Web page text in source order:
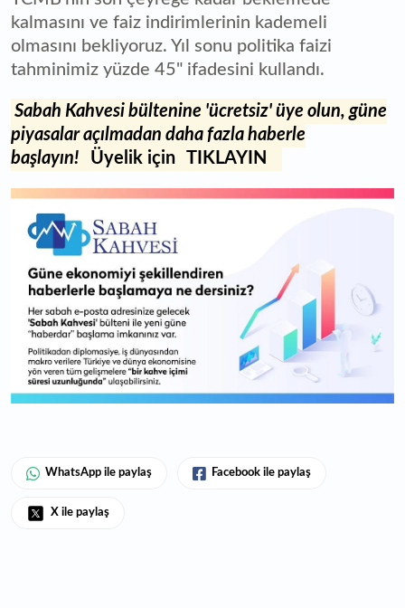
kalmasını ve faiz indirimlerinin kademeli
olmasını bekliyoruz. Yıl sonu politika faizi
tahminimiz yüzde 45" ifadesini kullandı.
Sabah Kahvesi bültenine 'ücretsiz' üye olun, güne
piyasalar açılmadan daha fazla haberle
başlayın!
Üyelik için TIKLAYIN
WhatsApp ile paylaş Facebook ile paylaş
X ile paylaş